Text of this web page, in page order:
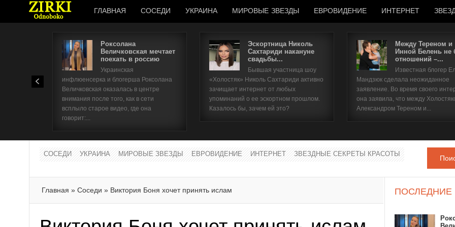
ГЛАВНАЯ СОСЕДИ УКРАИНА МИРОВЫЕ ЗВЕЗДЫ ЕВРОВИДЕНИЕ ИНТЕРНЕТ
Роксолана
Величковская мечтает
поехать в россию
Украинская
инфлюенсерка и блогерша Роксолана
Величковская оказалась в центре
внимания после того, как в сети
всплыло старое видео, где она
говорит:...
Эскортница Николь
Сахтариди накануне
свадьбы...
Бывшая участница шоу
«Холостяк» Николь Сахтариди активно
зачищает интернет от любых
упоминаний о ее эскортном прошлом.
Казалось бы, зачем ей это?
Между Тереном и
Инной Белень не
отношений –...
Известная блогер
Мандзюк сделала неожиданное
заявление. Во время своего
она заявила, что между
Александром Тереном и...
СОСЕДИ УКРАИНА МИРОВЫЕ ЗВЕЗДЫ ЕВРОВИДЕНИЕ ИНТЕРНЕТ ЗВЕЗДНЫЕ СЕКРЕТЫ КРАСОТЫ
Главная » Соседи » Виктория Боня хочет принять ислам ПОСЛЕДНИЕ
Имя пользователя
Забыли имя пользователя?